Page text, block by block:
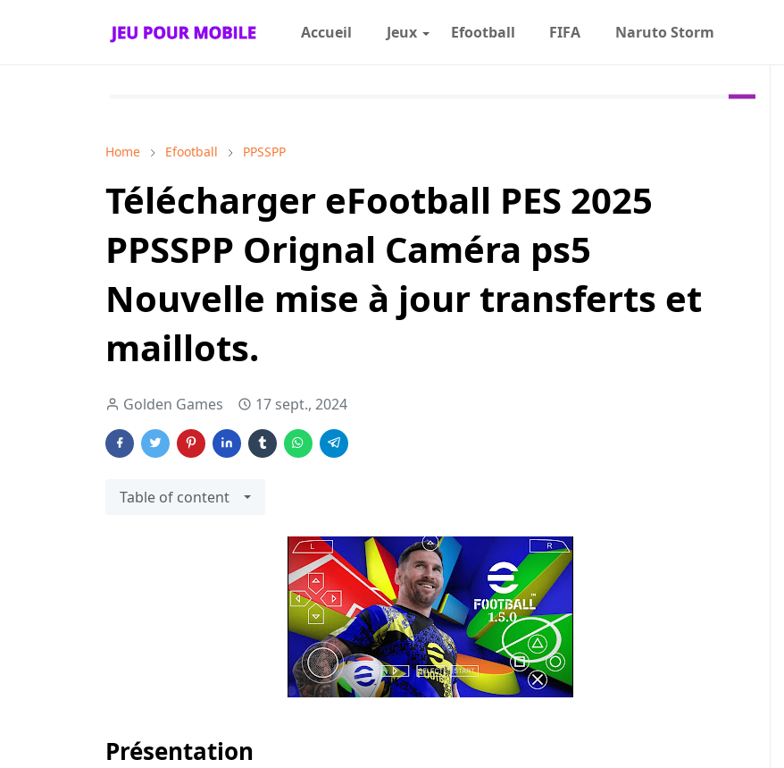
Accueil Jeux Efootball FIFA Naruto Storm
Home Efootball PPSSPP
Télécharger eFootball PES 2025
PPSSPP Orignal Caméra ps5
Nouvelle mise à jour transferts et
maillots.
Golden Games 17 sept., 2024
Table of content
Présentation